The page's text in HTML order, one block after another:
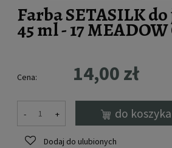
Farba SETASILK
45 ml - 17
Cena: 14,00 zł
- + do koszyka
Dodaj do ulubionych